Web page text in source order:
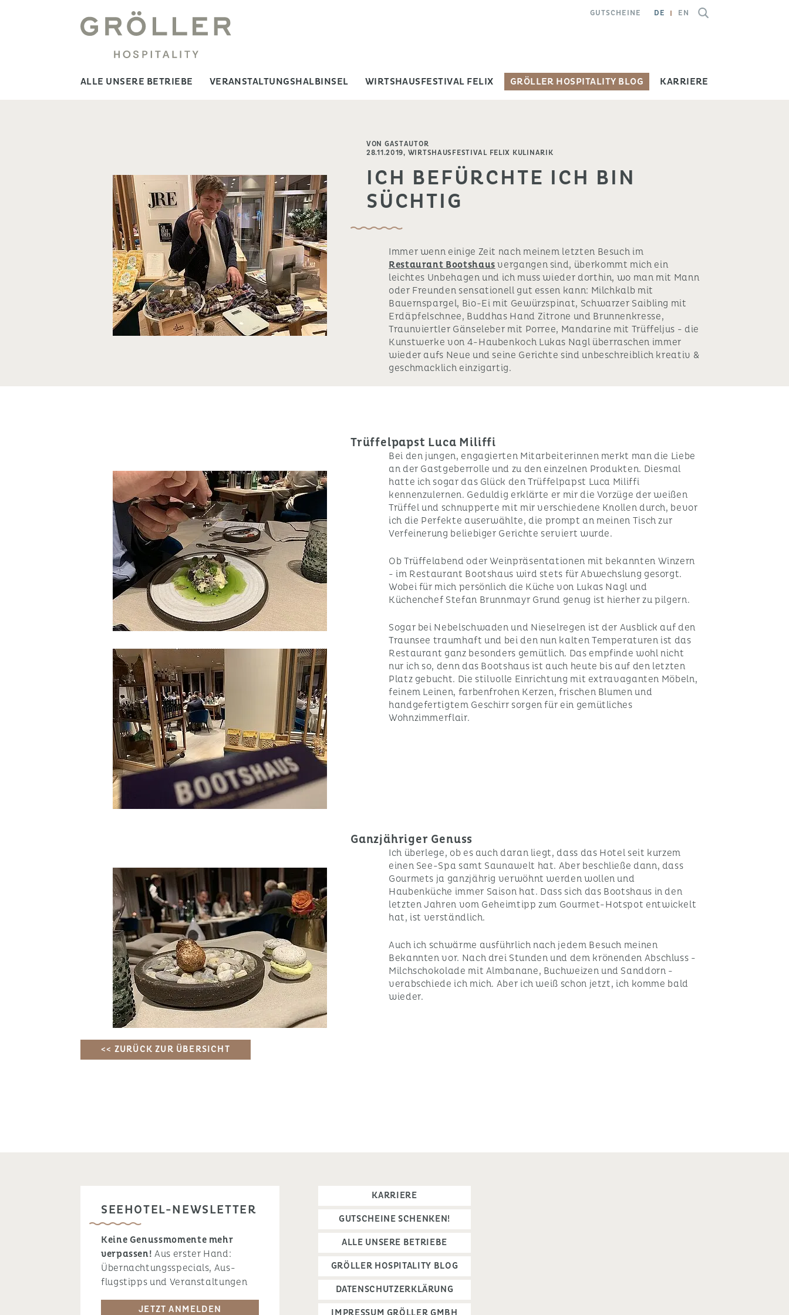
GUTSCHEINE DE EN
ALLE UNSERE BETRIEBE VERANSTALTUNGSHALBINSEL WIRTSHAUSFESTIVAL FELIX GRÖLLER HOSPITALITY BLOG KARRIERE
VON GASTAUTOR
28.11.2019, WIRTSHAUSFESTIVAL FELIX KULINARIK
ICH BEFÜRCHTE ICH BIN
SÜCHTIG
Immer wenn einige Zeit nach meinem letzten Besuch im
Restaurant Bootshaus vergangen sind, überkommt mich ein
leichtes Unbehagen und ich muss wieder dorthin, wo man mit Mann
oder Freunden sensationell gut essen kann: Milchkalb mit
Bauernspargel, Bio-Ei mit Gewürzspinat, Schwarzer Saibling mit
Erdäpfelschnee, Buddhas Hand Zitrone und Brunnenkresse,
Traunviertler Gänseleber mit Porree, Mandarine mit Trüffeljus - die
Kunstwerke von 4-Haubenkoch Lukas Nagl überraschen immer
wieder aufs Neue und seine Gerichte sind unbeschreiblich kreativ &
geschmacklich einzigartig.
Trüffelpapst Luca Miliffi
Bei den jungen, engagierten Mitarbeiterinnen merkt man die Liebe
an der Gastgeberrolle und zu den einzelnen Produkten. Diesmal
hatte ich sogar das Glück den Trüffelpapst Luca Miliffi
kennenzulernen. Geduldig erklärte er mir die Vorzüge der weißen
Trüffel und schnupperte mit mir verschiedene Knollen durch, bevor
ich die Perfekte auserwählte, die prompt an meinen Tisch zur
Verfeinerung beliebiger Gerichte serviert wurde.
Ob Trüffelabend oder Weinpräsentationen mit bekannten Winzern
- im Restaurant Bootshaus wird stets für Abwechslung gesorgt.
Wobei für mich persönlich die Küche von Lukas Nagl und
Küchenchef Stefan Brunnmayr Grund genug ist hierher zu pilgern.
Sogar bei Nebelschwaden und Nieselregen ist der Ausblick auf den
Traunsee traumhaft und bei den nun kalten Temperaturen ist das
Restaurant ganz besonders gemütlich. Das empfinde wohl nicht
nur ich so, denn das Bootshaus ist auch heute bis auf den letzten
Platz gebucht. Die stilvolle Einrichtung mit extravaganten Möbeln,
feinem Leinen, farbenfrohen Kerzen, frischen Blumen und
handgefertigtem Geschirr sorgen für ein gemütliches
Wohnzimmerflair.
Ganzjähriger Genuss
Ich überlege, ob es auch daran liegt, dass das Hotel seit kurzem
einen See-Spa samt Saunawelt hat. Aber beschließe dann, dass
Gourmets ja ganzjährig verwöhnt werden wollen und
Haubenküche immer Saison hat. Dass sich das Bootshaus in den
letzten Jahren vom Geheimtipp zum Gourmet-Hotspot entwickelt
hat, ist verständlich.
Auch ich schwärme ausführlich nach jedem Besuch meinen
Bekannten vor. Nach drei Stunden und dem krönenden Abschluss -
Milchschokolade mit Almbanane, Buchweizen und Sanddorn -
verabschiede ich mich. Aber ich weiß schon jetzt, ich komme bald
wieder.
<< ZURÜCK ZUR ÜBERSICHT
SEEHOTEL-NEWSLETTER
Keine Genussmomente mehr
verpassen! Aus erster Hand:
Übernachtungsspecials, Aus-
flugstipps und Veranstaltungen
JETZT ANMELDEN
KARRIERE
GUTSCHEINE SCHENKEN!
ALLE UNSERE BETRIEBE
GRÖLLER HOSPITALITY BLOG
DATENSCHUTZERKLÄRUNG